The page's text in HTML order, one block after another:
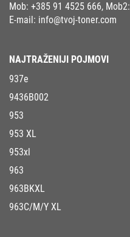
Mob: +385 91 4525 666, Mob2:
E-mail: info@tvoj-toner.com
NAJTRAŽENIJI POJMOVI
937e
9436B002
953
953 XL
953xl
963
963BKXL
963C/M/Y XL